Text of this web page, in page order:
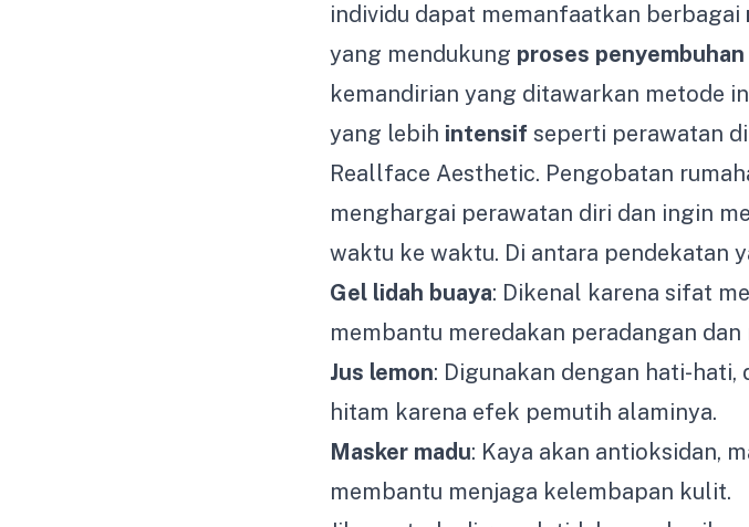
individu dapat memanfaatkan berbagai
yang mendukung proses
kemandirian yang ditawarkan metode
yang lebih intensif seperti perawatan
Reallface Aesthetic. Pengobatan
menghargai perawatan diri dan ingin
waktu ke waktu. Di antara pendekatan
Gel lidah buaya: Dikenal karena sifat
membantu meredakan peradangan
Jus lemon: Digunakan dengan hati-
hitam karena efek pemutih alaminya.
Masker madu: Kaya akan antioksidan,
membantu menjaga kelembapan kulit.